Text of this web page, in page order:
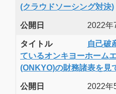
(クラウドソーシング対決)
公開日 2022年
タイトル
自己破
ているオンキヨーホーム
(ONKYO)の財務諸表を見
公開日 2022年